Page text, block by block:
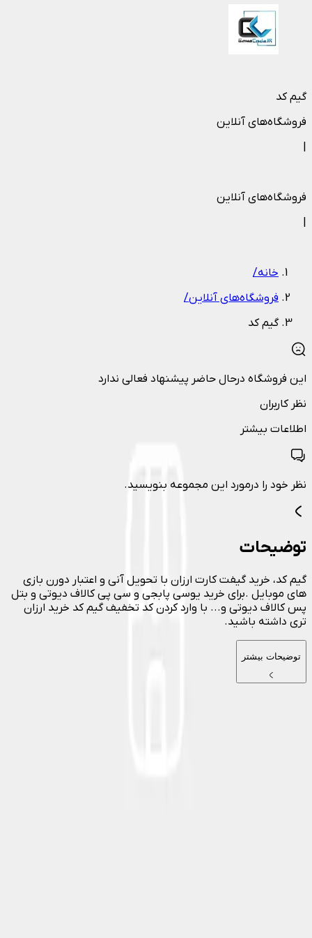
گیم کد
فروشگاه‌های آنلاین
فروشگاه‌های آنلاین
خانه/
فروشگاه‌های آنلاین/
گیم کد
این فروشگاه درحال حاضر پیشنهاد فعالی ندارد
نظر کاربران
اطلاعات بیشتر
نظر خود را درمورد این مجموعه بنویسید.
توضیحات
گیم کد، خرید گیفت کارت ارزان با تحویل آنی و اعتبار دورن بازی
های موبایل .برای خرید یوسی پابجی و سی پی کالاف دیوتی و بتل
پس کالاف دیوتی و... با وارد کردن کد تخفیف گیم کد خرید ارزان
تری داشته باشید.
توضیحات بیشتر